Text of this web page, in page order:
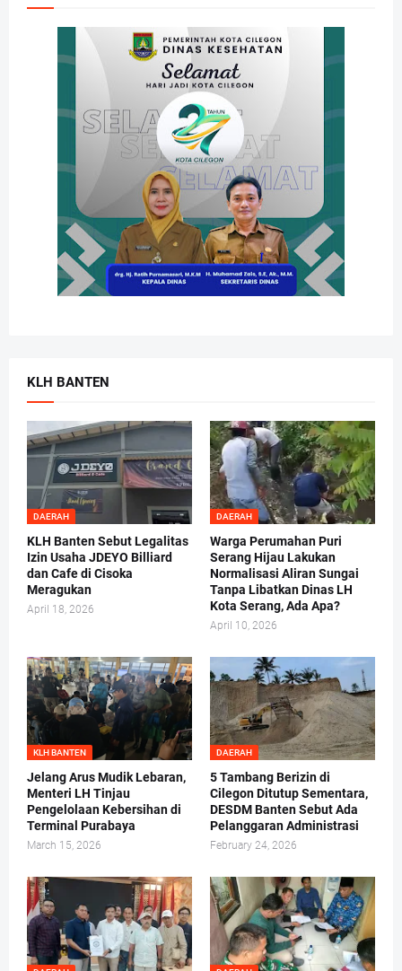
KLH BANTEN
DAERAH
KLH Banten Sebut Legalitas
Izin Usaha JDEYO Billiard
dan Cafe di Cisoka
Meragukan
April 18, 2026
DAERAH
Warga Perumahan Puri
Serang Hijau Lakukan
Normalisasi Aliran Sungai
Tanpa Libatkan Dinas LH
Kota Serang, Ada Apa?
April 10, 2026
KLH BANTEN
Jelang Arus Mudik Lebaran,
Menteri LH Tinjau
Pengelolaan Kebersihan di
Terminal Purabaya
March 15, 2026
DAERAH
5 Tambang Berizin di
Cilegon Ditutup Sementara,
DESDM Banten Sebut Ada
Pelanggaran Administrasi
February 24, 2026